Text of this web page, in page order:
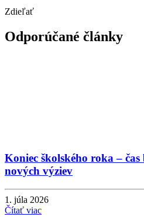
Zdieľať
Odporúčané články
Koniec školského roka –
nových výziev
1. júla 2026
Čítať viac